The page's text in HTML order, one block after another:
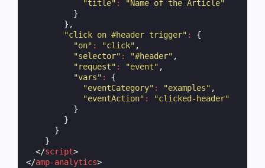
"title" :
"Name of the Article"
}
},
"click on #header trigger" :
{
"on" : "click" ,
"selector" : "#header" ,
"request" : "event" ,
"vars" :
{
"eventCategory" : "examples" ,
"eventAction" :
"clicked-header"
}
}
}
}
</script>
</amp-analytics>